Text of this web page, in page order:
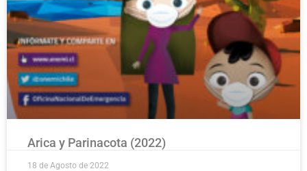
Arica y Parinacota (2022)
18 de Agosto de 2022